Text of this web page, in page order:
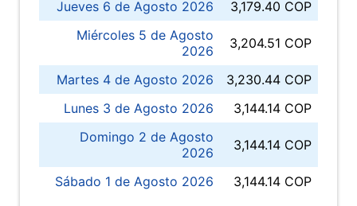
Jueves 6 de Agosto 2026
3,179.40 COP
Miércoles 5 de Agosto
2026
3,204.51 COP
Martes 4 de Agosto 2026
3,230.44 COP
Lunes 3 de Agosto 2026
3,144.14 COP
Domingo 2 de Agosto
2026
3,144.14 COP
Sábado 1 de Agosto 2026 3,144.14 COP